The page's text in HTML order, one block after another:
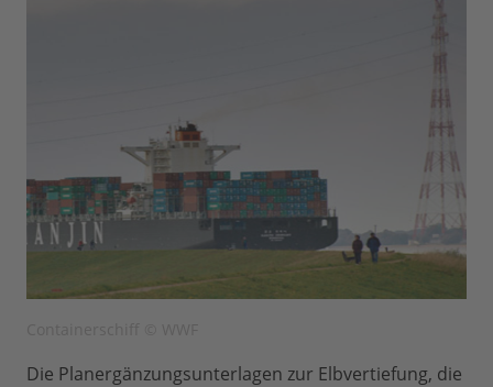
Die Planergänzungsunterlagen zur Elbvertiefung, die